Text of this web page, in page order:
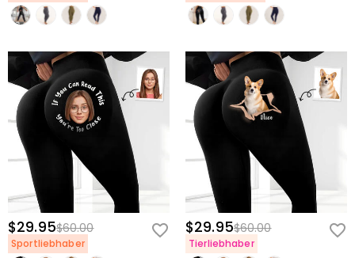
$29.95$60.00
Sportliebhaber
$29.95$60.00
Tierliebhaber